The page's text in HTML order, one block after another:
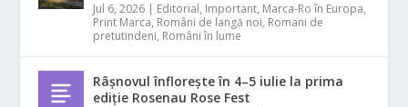
Jul 6, 2026 | Editorial, Important, Marca-Ro în Europa,
Print Marca, Români de langă noi, Romani de
pretutindeni, Români în lume
Râșnovul înflorește în 4–5 iulie la prima
ediție Rosenau Rose Fest